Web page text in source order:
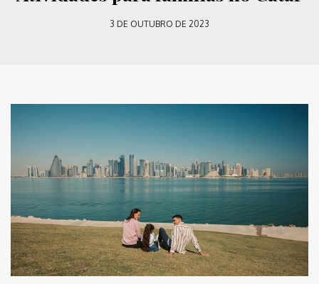
3 DE OUTUBRO DE 2023